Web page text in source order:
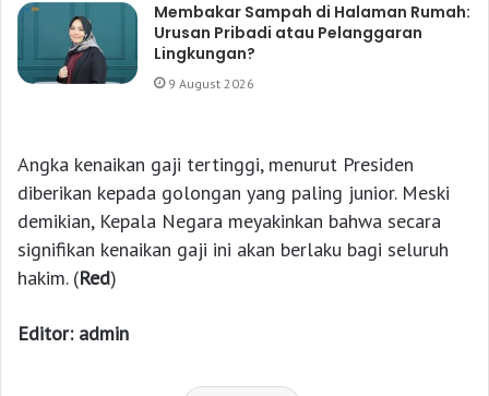
Membakar Sampah di Halaman Rumah:
Urusan Pribadi atau Pelanggaran
Lingkungan?
9 August 2026
Angka kenaikan gaji tertinggi, menurut Presiden
diberikan kepada golongan yang paling junior. Meski
demikian, Kepala Negara meyakinkan bahwa secara
signifikan kenaikan gaji ini akan berlaku bagi seluruh
hakim. (Red)
Editor: admin